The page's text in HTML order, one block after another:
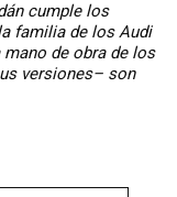
cumple los
familia de los Audi
de obra de los
versiones– son